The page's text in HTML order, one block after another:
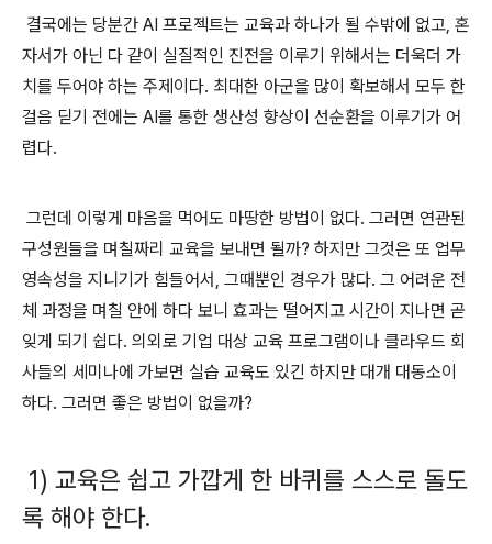
결국에는 당분간 AI 프로젝트는 교육과 하나가 될 수밖에 없고, 혼
자서가 아닌 다 같이 실질적인 진전을 이루기 위해서는 더욱더 가
치를 두어야 하는 주제이다. 최대한 아군을 많이 확보해서 모두 한
걸음 딛기 전에는 AI를 통한 생산성 향상이 선순환을 이루기가 어
렵다.
그런데 이렇게 마음을 먹어도 마땅한 방법이 없다. 그러면 연관된
구성원들을 며칠짜리 교육을 보내면 될까? 하지만 그것은 또 업무
영속성을 지니기가 힘들어서, 그때뿐인 경우가 많다. 그 어려운 전
체 과정을 며칠 안에 하다 보니 효과는 떨어지고 시간이 지나면 곧
잊게 되기 쉽다. 의외로 기업 대상 교육 프로그램이나 클라우드 회
사들의 세미나에 가보면 실습 교육도 있긴 하지만 대개 대동소이
하다. 그러면 좋은 방법이 없을까?
1) 교육은 쉽고 가깝게 한 바퀴를 스스로 돌도
록 해야 한다.